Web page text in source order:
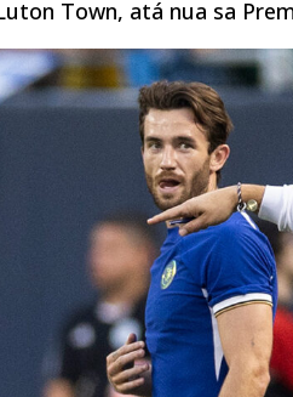
Town, atá nua sa